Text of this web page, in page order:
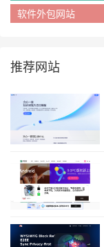
软件外包网站
推荐网站